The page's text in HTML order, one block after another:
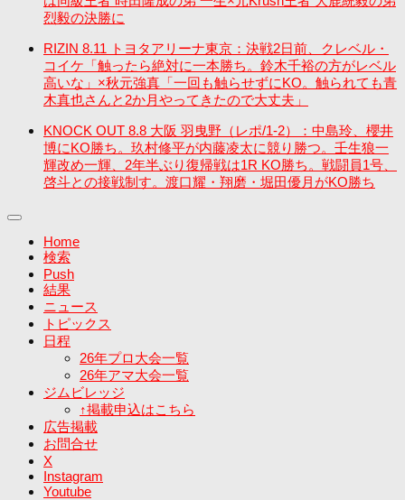
烈毅の決勝に
RIZIN 8.11 トヨタアリーナ東京：決戦2日前、クレベル・
コイケ「触ったら絶対に一本勝ち。鈴木千裕の方がレベル
高いな」×秋元強真「一回も触らせずにKO。触られても青
木真也さんと2か月やってきたので大丈夫」
KNOCK OUT 8.8 大阪 羽曳野（レポ/1-2）：中島玲、櫻井
博にKO勝ち。玖村修平が内藤凌太に競り勝つ。壬生狼一
輝改め一輝、2年半ぶり復帰戦は1R KO勝ち。戦闘員1号、
啓斗との接戦制す。渡口耀・翔磨・堀田優月がKO勝ち
Home
検索
Push
結果
ニュース
トピックス
日程
26年プロ大会一覧
26年アマ大会一覧
ジムビレッジ
↑掲載申込はこちら
広告掲載
お問合せ
X
Instagram
Youtube